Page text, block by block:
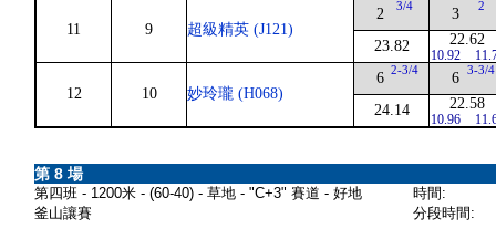
11 9 超級精英 (J121)
2 3/4
23.82
3 2
22.62
10.92
12 10 妙玲瓏 (H068)
6 2-3/4
24.14
6 3-3/4
22.58
10.96
第 8 場
第四班 - 1200米 - (60-40) - 草地 - "C+3" 賽道 - 好地
釜山讓賽
時間:
分段時間: